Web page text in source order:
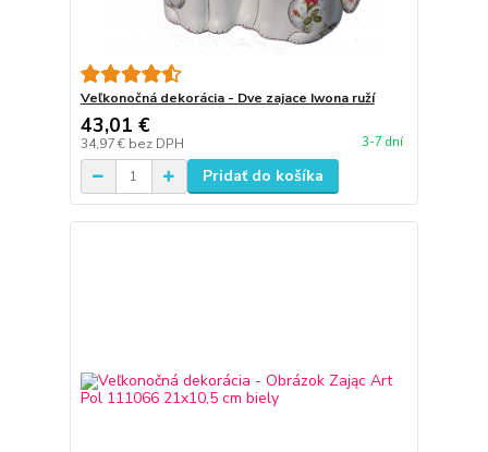
Veľkonočná dekorácia - Dve zajace Iwona ruží
43,01 €
34,97 € bez DPH 3-7 dní
Pridať do košíka